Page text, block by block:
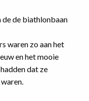
de de biathlonbaan
waren zo aan het
en het mooie
dat ze